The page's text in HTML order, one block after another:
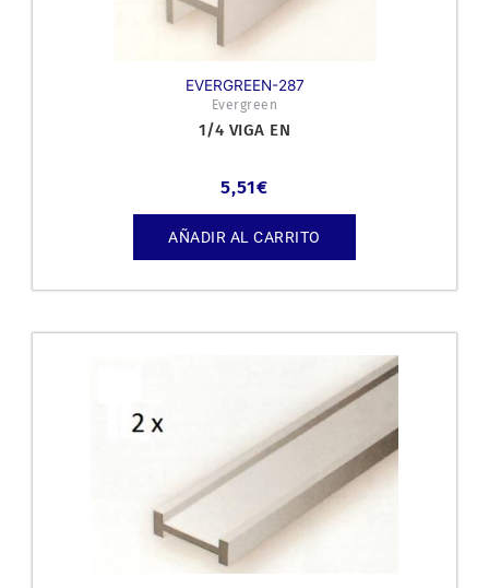
EVERGREEN-287
Evergreen
1/4 VIGA EN
5,51€
AÑADIR AL CARRITO